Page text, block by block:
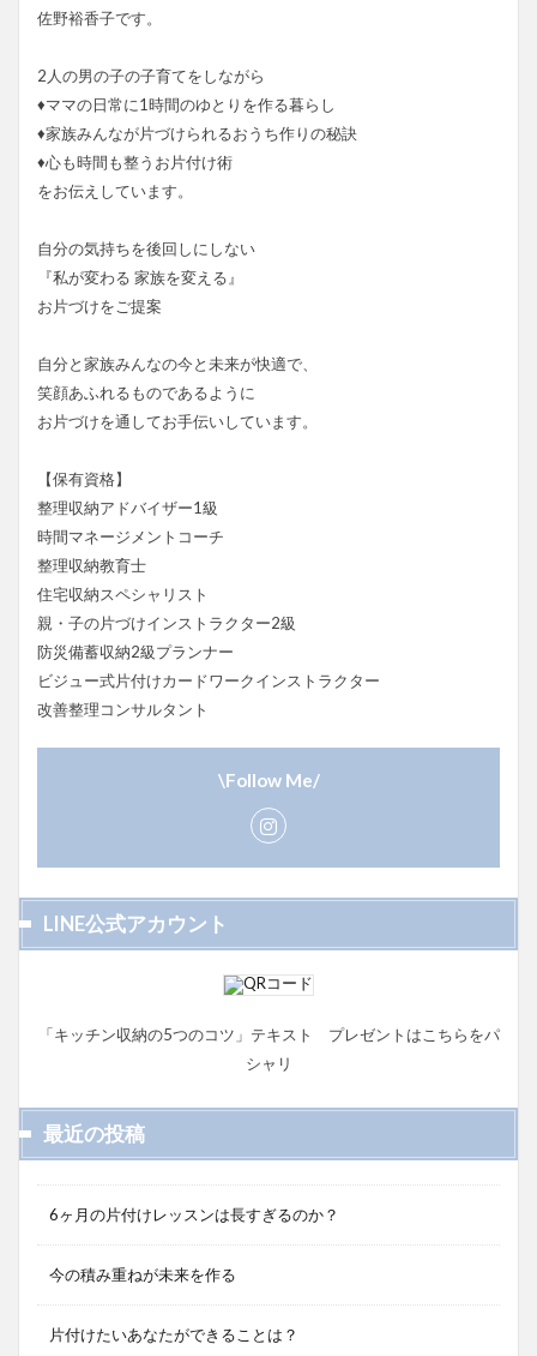
佐野裕香子です。
2人の男の子の子育てをしながら
♦ママの日常に1時間のゆとりを作る暮らし
♦家族みんなが片づけられるおうち作りの秘訣
♦心も時間も整うお片付け術
をお伝えしています。
自分の気持ちを後回しにしない
『私が変わる 家族を変える』
お片づけをご提案
自分と家族みんなの今と未来が快適で、
笑顔あふれるものであるように
お片づけを通してお手伝いしています。
【保有資格】
整理収納アドバイザー1級
時間マネージメントコーチ
整理収納教育士
住宅収納スペシャリスト
親・子の片づけインストラクター2級
防災備蓄収納2級プランナー
ビジュー式片付けカードワークインストラクター
改善整理コンサルタント
\Follow Me/
LINE公式アカウント
「キッチン収納の5つのコツ」テキスト プレゼントはこちらをパ
シャリ
最近の投稿
6ヶ月の片付けレッスンは長すぎるのか？
今の積み重ねが未来を作る
片付けたいあなたができることは？